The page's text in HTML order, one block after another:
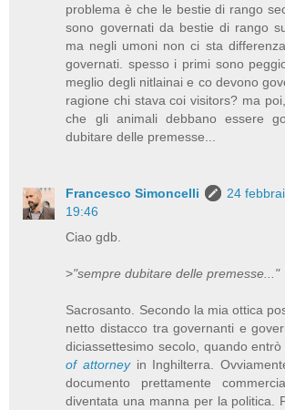
problema è che le bestie di rango
sono governati da bestie di rango
ma negli umoni non ci sta
governati. spesso i primi sono
meglio degli nitlainai e co devono
ragione chi stava coi visitors? ma
che gli animali debbano essere
dubitare delle premesse...
Francesco Simoncelli
24
19:46
Ciao gdb.
>"sempre dubitare delle premesse..."
Sacrosanto. Secondo la mia ottica
netto distacco tra governanti e
diciassettesimo secolo, quando
of attorneyin Inghilterra.
documento prettamente
diventata una manna per la politica.